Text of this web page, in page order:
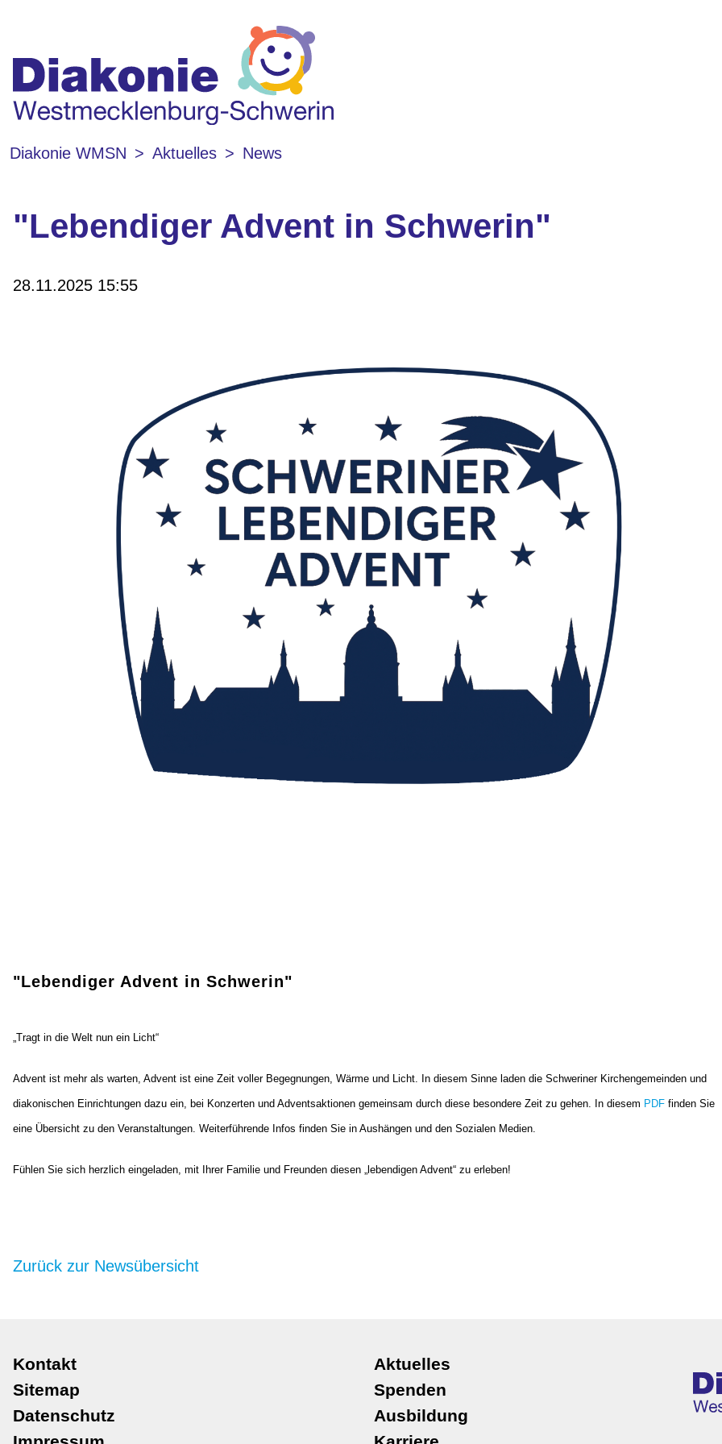
Diakonie WMSN Aktuelles News
"Lebendiger Advent in Schwerin"
28.11.2025 15:55
"Lebendiger Advent in Schwerin"
„Tragt in die Welt nun ein Licht“
Advent ist mehr als warten, Advent ist eine Zeit voller Begegnungen, Wärme und Licht. In diesem Sinne laden die Schweriner Kirchengemeinden und
diakonischen Einrichtungen dazu ein, bei Konzerten und Adventsaktionen gemeinsam durch diese besondere Zeit zu gehen. In diesem PDF finden Sie
eine Übersicht zu den Veranstaltungen. Weiterführende Infos finden Sie in Aushängen und den Sozialen Medien.
Fühlen Sie sich herzlich eingeladen, mit Ihrer Familie und Freunden diesen „lebendigen Advent“ zu erleben!
Zurück zur Newsübersicht
Navigation
überspringen
Kontakt
Sitemap
Datenschutz
Navigation
überspringen
Aktuelles
Spenden
Ausbildung